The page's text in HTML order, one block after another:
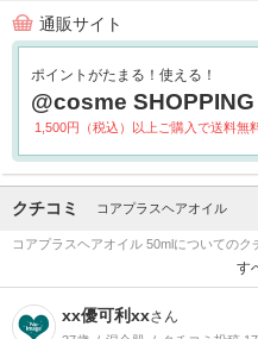
通販サイト
ポイントがたまる！使える！
@cosme SHOPPING
1,500円（税込）以上ご購入で送料無
クチコミ コアプラスヘアオイル
コアプラスヘアオイル 50mlについてのク
す
xx優可利xxさん